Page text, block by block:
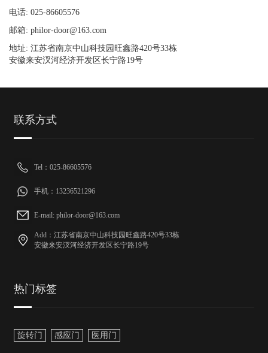
电话: 025-86605576
邮箱: philor-door@163.com
地址: 江苏省南京中山科技园旺鑫路420号33栋
安徽来安汊河经济开发区长宁路19号
联系方式
Tel：025-86605576
手机：13236521296
E-mail: philor-door@163.com
Add：江苏省南京中山科技园旺鑫路420号33栋
安徽来安汊河经济开发区长宁路19号
热门标签
旋转门 感应门 医用门